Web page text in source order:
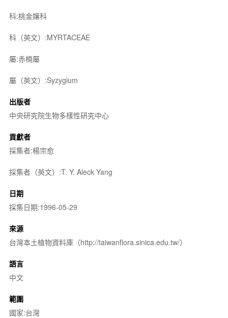
科:桃金孃科
科（英文）:MYRTACEAE
屬:赤楠屬
屬（英文）:Syzygium
出版者
中央研究院生物多樣性研究中心
貢獻者
採集者:楊宗愈
採集者（英文）:T. Y. Aleck Yang
日期
採集日期:1996-05-29
來源
台灣本土植物資料庫（http://taiwanflora.sinica.edu.tw/）
語言
中文
範圍
國家:台灣